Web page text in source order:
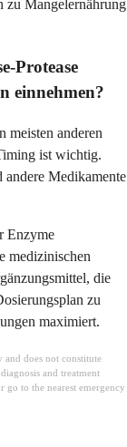
zu Mangelernährung
Protease
einnehmen?
meisten anderen
ist wichtig.
Medikamente
Enzyme
medizinischen
die
zu
maximiert.
does not constitute
and treatment
to the nearest emergency